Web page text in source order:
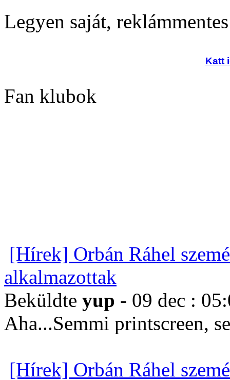
Legyen saját,
Katt
Fan klubok
[Hírek] Orbán Ráhel
alkalmazottak
Beküldte yup - 09 dec :
Aha...Semmi printscreen,
[Hírek] Orbán Ráhel